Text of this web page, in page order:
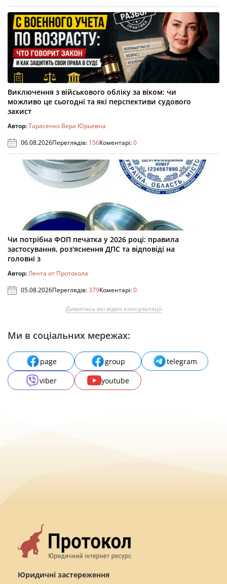
Виключення з військового обліку за віком: чи
можливо це сьогодні та які перспективи судового
захист
Автор:Тарасенко Вера Юрьевна
06.08.2026Переглядів: 156Коментарі:0
Чи потрібна ФОП печатка у 2026 році: правила
застосування, роз'яснення ДПС та відповіді на
головні з
Автор:Лента от Протокола
05.08.2026Переглядів:379Коментарі:0
Дивитись всі відео консультації
Ми в соціальних мережах:
page group
telegram
viber
youtube
Юридичні застереження